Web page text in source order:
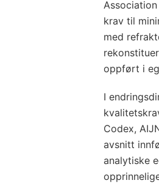
krav til
med
oppført i
I
Codex,
avsnitt
analytiske